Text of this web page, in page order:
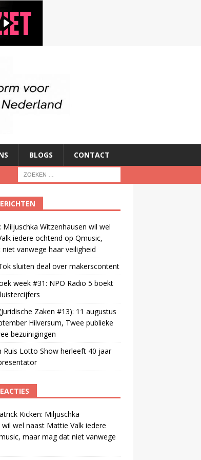
BLOGS CONTACT
Miljuschka Witzenhausen wil wel
iedere ochtend op Qmusic,
vanwege haar veiligheid
sluiten deal over makerscontent
week #31: NPO Radio 5 boekt
Zaken #13): 11 augustus
Hilversum, Twee publieke
bezuinigingen
Ruis Lotto Show herleeft 40 jaar
Kicken: Miljuschka
wel naast Mattie Valk iedere
maar mag dat niet vanwege